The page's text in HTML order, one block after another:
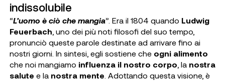
indissolubile
“L’uomo è ciò che mangia”. Era il 1804 quando Ludwig
Feuerbach , uno dei più noti filosofi del suo tempo,
pronunciò queste parole destinate ad arrivare fino ai
nostri giorni. In sintesi, egli sostiene che ogni alimento
che noi mangiamo influenza il nostro corpo , la nostra
salute e la nostra mente . Adottando questa visione, è